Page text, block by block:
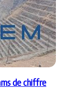
de chiffre